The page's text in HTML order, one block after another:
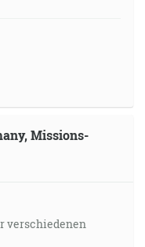
Missions-
verschiedenen